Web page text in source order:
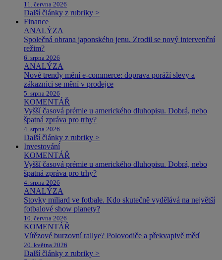
11. června 2026
Další články z rubriky >
Finance
ANALÝZA
Společná obrana japonského jenu. Zrodil se nový intervenční
režim?
6. srpna 2026
ANALÝZA
Nové trendy mění e-commerce: doprava poráží slevy a
zákazníci se mění v prodejce
5. srpna 2026
KOMENTÁŘ
Vyšší časová prémie u amerického dluhopisu. Dobrá, nebo
špatná zpráva pro trhy?
4. srpna 2026
Další články z rubriky >
Investování
KOMENTÁŘ
Vyšší časová prémie u amerického dluhopisu. Dobrá, nebo
špatná zpráva pro trhy?
4. srpna 2026
ANALÝZA
Stovky miliard ve fotbale. Kdo skutečně vydělává na největší
fotbalové show planety?
10. června 2026
KOMENTÁŘ
Vítězové burzovní rallye? Polovodiče a překvapivě měď
20. května 2026
Další články z rubriky >